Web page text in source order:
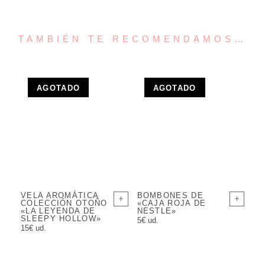
TAMBIÉN TE RECOMENDAMOS…
AGOTADO
VELA AROMÁTICA
COLECCIÓN OTOÑO
«LA LEYENDA DE
SLEEPY HOLLOW»
15€ ud.
AGOTADO
BOMBONES DE
«CAJA ROJA DE
NESTLE»
5€ ud.